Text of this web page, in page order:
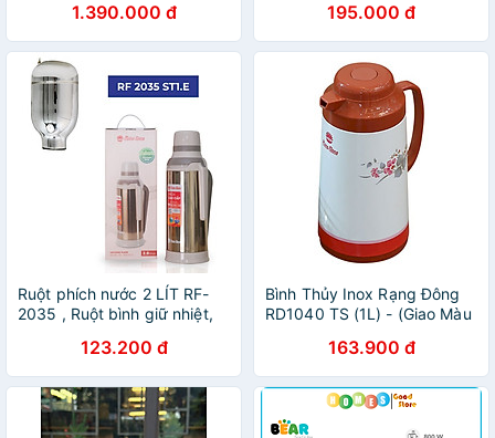
1.390.000 đ 195.000 đ
Ruột phích nước 2 LÍT RF-
2035 , Ruột bình giữ nhiệt,
CHÍNH HÃNG123.200 đ
Bình Thủy Inox Rạng Đông
RD1040 TS (1L) - (Giao Màu
163.900 đ